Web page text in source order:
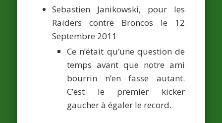
Sebastien Janikowski, pour les
Raiders contre Broncos le 12
Septembre 2011
Ce n’était qu’une question de
temps avant que notre ami
bourrin n’en fasse autant.
C’est le premier kicker
gaucher à égaler le record.